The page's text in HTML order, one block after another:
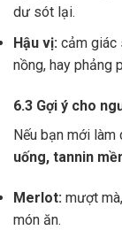
dư sót lại.
Hậu vị: cảm giác
nồng, hay phảng
6.3 Gợi ý cho
Nếu bạn mới làm
uống, tannin
Merlot: mượt
món ăn.